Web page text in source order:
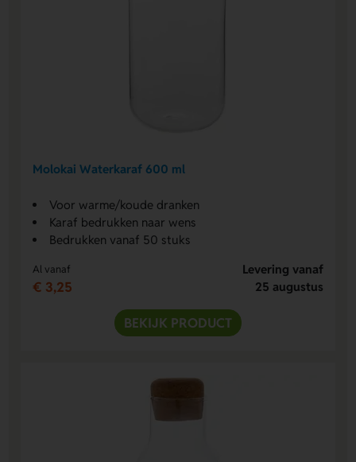
Molokai Waterkaraf 600 ml
Voor warme/koude dranken
Karaf bedrukken naar wens
Bedrukken vanaf 50 stuks
Al vanaf
€ 3,25
Levering vanaf
25 augustus
BEKIJK PRODUCT